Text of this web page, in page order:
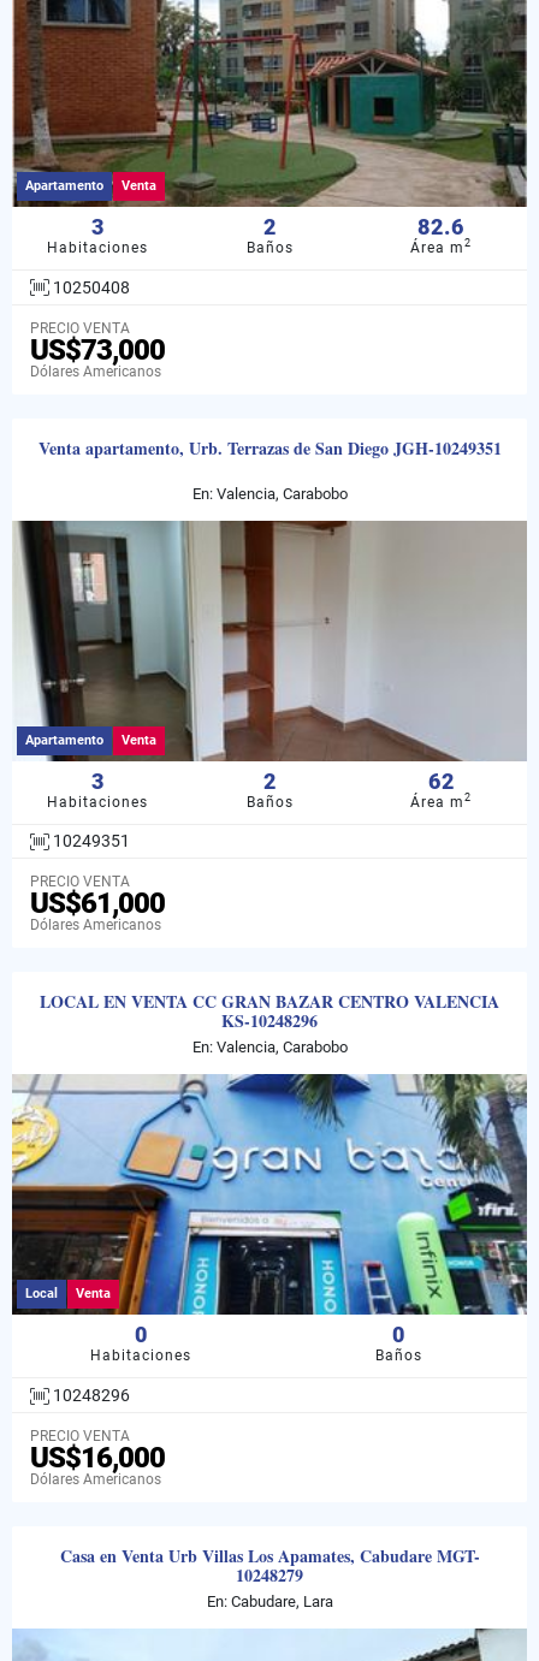
Apartamento Venta
3
Habitaciones
2
Baños
82.6
Área m2
10250408
PRECIO VENTA
US$73,000
Dólares Americanos
Venta apartamento, Urb. Terrazas de San Diego JGH-10249351
En: Valencia, Carabobo
Apartamento Venta
3
Habitaciones
2
Baños
62
Área m2
10249351
PRECIO VENTA
US$61,000
Dólares Americanos
LOCAL EN VENTA CC GRAN BAZAR CENTRO VALENCIA
KS-10248296
En: Valencia, Carabobo
Local Venta
0
Habitaciones
0
Baños
10248296
PRECIO VENTA
US$16,000
Dólares Americanos
Casa en Venta Urb Villas Los Apamates, Cabudare MGT-
10248279
En: Cabudare, Lara